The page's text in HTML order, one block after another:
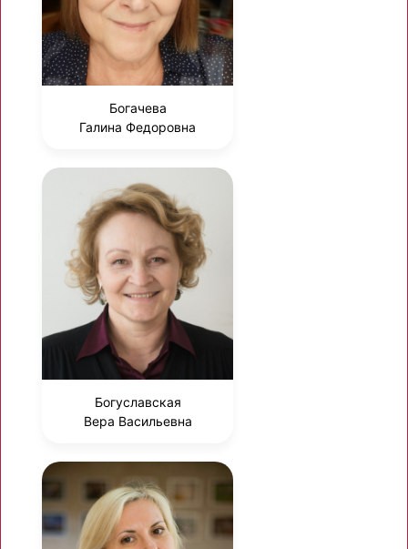
Богачева
Галина Федоровна
Богуславская
Вера Васильевна